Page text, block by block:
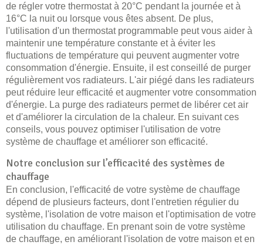
de régler votre thermostat à 20°C pendant la journée et à
16°C la nuit ou lorsque vous êtes absent. De plus,
l'utilisation d'un thermostat programmable peut vous aider à
maintenir une température constante et à éviter les
fluctuations de température qui peuvent augmenter votre
consommation d'énergie. Ensuite, il est conseillé de purger
régulièrement vos radiateurs. L'air piégé dans les radiateurs
peut réduire leur efficacité et augmenter votre consommation
d'énergie. La purge des radiateurs permet de libérer cet air
et d'améliorer la circulation de la chaleur. En suivant ces
conseils, vous pouvez optimiser l'utilisation de votre
système de chauffage et améliorer son efficacité.
Notre conclusion sur l’efficacité des systèmes de
chauffage
En conclusion, l'efficacité de votre système de chauffage
dépend de plusieurs facteurs, dont l'entretien régulier du
système, l'isolation de votre maison et l'optimisation de votre
utilisation du chauffage. En prenant soin de votre système
de chauffage, en améliorant l'isolation de votre maison et en